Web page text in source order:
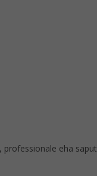
eha